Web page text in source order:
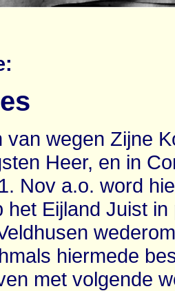
van wegen Zijne
Heer, en in
Nov a.o. word
het Eijland Juist
hiermede
met volgende